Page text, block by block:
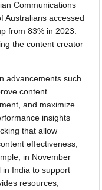
Communications
Australians accessed
from 83% in 2023.
the content creator
advancements such
content
and maximize
insights
that allow
effectiveness,
in November
in India to support
resources,